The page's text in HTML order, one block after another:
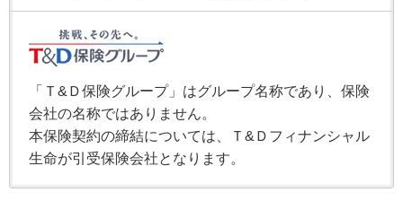
「Ｔ&Ｄ保険グループ」はグループ名称であり、保険
会社の名称ではありません。
本保険契約の締結については、Ｔ&Ｄフィナンシャル
生命が引受保険会社となります。